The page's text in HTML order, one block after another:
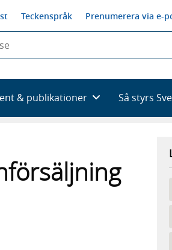
Teckenspråk Prenumerera via e-
& publikationer Så styrs